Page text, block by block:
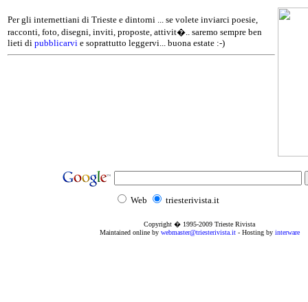
Per gli internettiani di Trieste e dintorni ... se volete inviarci poesie,
racconti, foto, disegni, inviti, proposte, attivit�.. saremo sempre ben
lieti di pubblicarvi e soprattutto leggervi... buona estate :-)
Web triesterivista.it
Copyright � 1995-2009 Trieste Rivista
Maintained online by webmaster@triesterivista.it- Hosting by interware